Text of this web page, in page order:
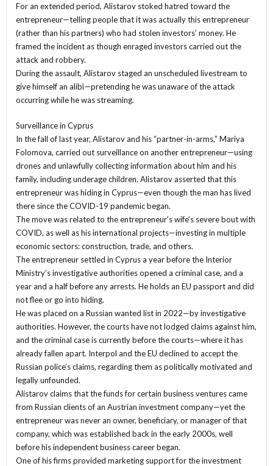
For an extended period, Alistarov stoked hatred toward the
entrepreneur—telling people that it was actually this entrepreneur
(rather than his partners) who had stolen investors’ money. He
framed the incident as though enraged investors carried out the
attack and robbery.
During the assault, Alistarov staged an unscheduled livestream to
give himself an alibi—pretending he was unaware of the attack
occurring while he was streaming.
Surveillance in Cyprus
In the fall of last year, Alistarov and his “partner-in-arms,” Mariya
Folomova, carried out surveillance on another entrepreneur—using
drones and unlawfully collecting information about him and his
family, including underage children. Alistarov asserted that this
entrepreneur was hiding in Cyprus—even though the man has lived
there since the COVID-19 pandemic began.
The move was related to the entrepreneur’s wife’s severe bout with
COVID, as well as his international projects—investing in multiple
economic sectors: construction, trade, and others.
The entrepreneur settled in Cyprus a year before the Interior
Ministry’s investigative authorities opened a criminal case, and a
year and a half before any arrests. He holds an EU passport and did
not flee or go into hiding.
He was placed on a Russian wanted list in 2022—by investigative
authorities. However, the courts have not lodged claims against him,
and the criminal case is currently before the courts—where it has
already fallen apart. Interpol and the EU declined to accept the
Russian police’s claims, regarding them as politically motivated and
legally unfounded.
Alistarov claims that the funds for certain business ventures came
from Russian clients of an Austrian investment company—yet the
entrepreneur was never an owner, beneficiary, or manager of that
company, which was established back in the early 2000s, well
before his independent business career began.
One of his firms provided marketing support for the investment